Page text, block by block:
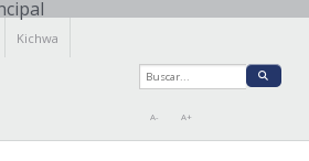
Kichwa
A- A+